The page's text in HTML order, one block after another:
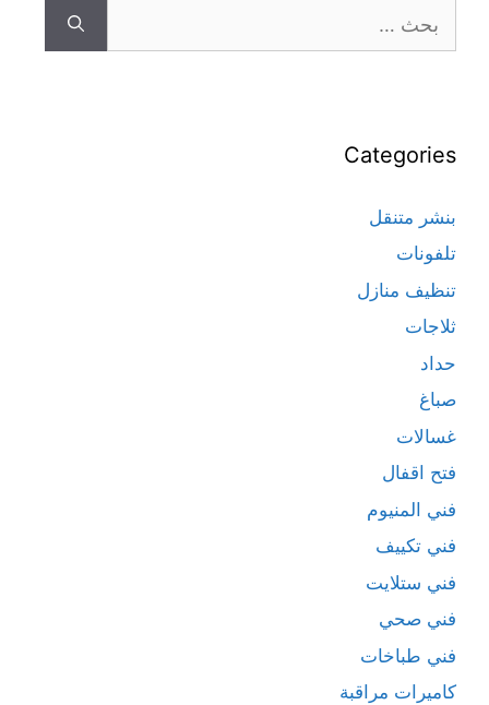
Categories
بنشر متنقل
تلفونات
تنظيف منازل
ثلاجات
حداد
صباغ
غسالات
فتح اقفال
فني المنيوم
فني تكييف
فني ستلايت
فني صحي
فني طباخات
كاميرات مراقبة